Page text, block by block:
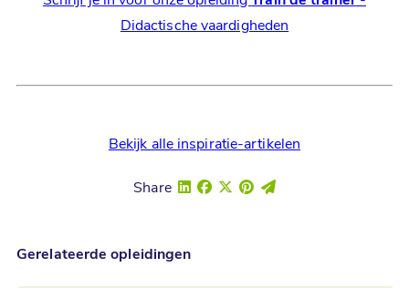
Didactische vaardigheden
Bekijk alle inspiratie-artikelen
Share
Gerelateerde opleidingen